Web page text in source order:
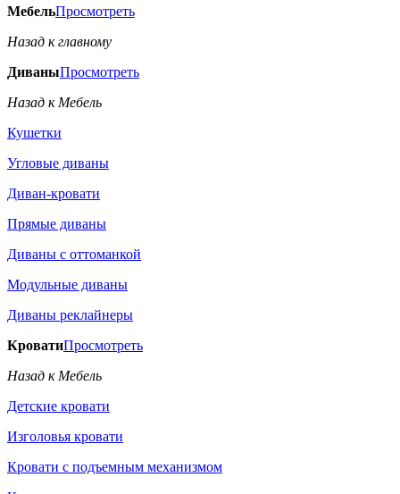
МебельПросмотреть
Назад к главному
ДиваныПросмотреть
Назад к Мебель
Кушетки
Угловые диваны
Диван-кровати
Прямые диваны
Диваны с оттоманкой
Модульные диваны
Диваны реклайнеры
КроватиПросмотреть
Назад к Мебель
Детские кровати
Изголовья кровати
Кровати с подъемным механизмом